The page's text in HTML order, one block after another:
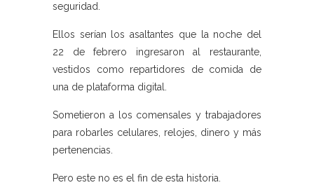
seguridad.
Ellos serían los asaltantes que la noche del
22 de febrero ingresaron al restaurante,
vestidos como repartidores de comida de
una de plataforma digital.
Sometieron a los comensales y trabajadores
para robarles celulares, relojes, dinero y más
pertenencias.
Pero este no es el fin de esta historia.